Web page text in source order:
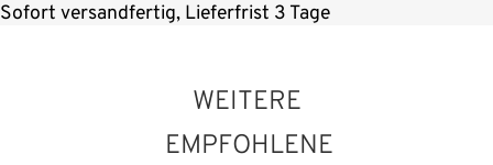
Sofort versandfertig, Lieferfrist 3 Tage
WEITERE
EMPFOHLENE